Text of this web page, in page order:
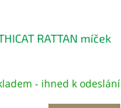
RATTAN míček
- ihned k odeslání